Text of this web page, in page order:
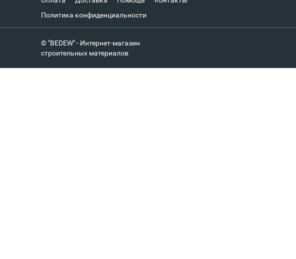
Политика конфиденциальности
© "BEDEW" - Интернет-магазин
строительных материалов